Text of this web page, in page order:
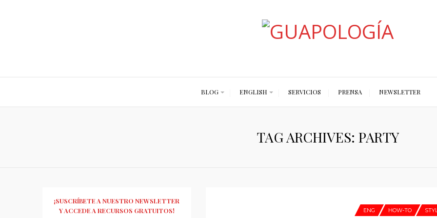
BLOG ENGLISH SERVICIOS PRENSA NEWSLETTER
TAG ARCHIVES: PARTY
ENG HOW-TO
¡SUSCRÍBETE A NUESTRO NEWSLETTER
Y ACCEDE A RECURSOS GRATUITOS!